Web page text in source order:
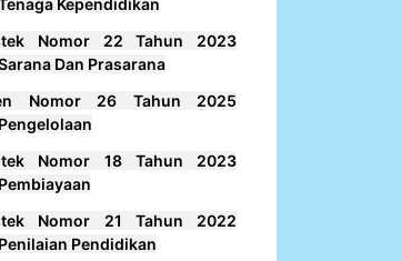
Kependidikan
Nomor 22 Tahun 2023
Dan Prasarana
Nomor 26 Tahun 2025
Nomor 18 Tahun 2023
Nomor 21 Tahun 2022
Pendidikan